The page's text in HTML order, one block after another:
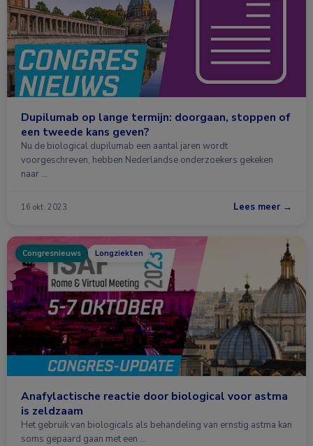
Dupilumab op lange termijn: doorgaan, stoppen of
een tweede kans geven?
Nu de biological dupilumab een aantal jaren wordt
voorgeschreven, hebben Nederlandse onderzoekers gekeken
naar …
16 okt. 2023 Lees meer →
Congresnieuws Longziekten
Anafylactische reactie door biological voor astma
is zeldzaam
Het gebruik van biologicals als behandeling van ernstig astma kan
soms gepaard gaan met een …